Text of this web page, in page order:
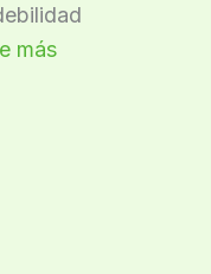
más: